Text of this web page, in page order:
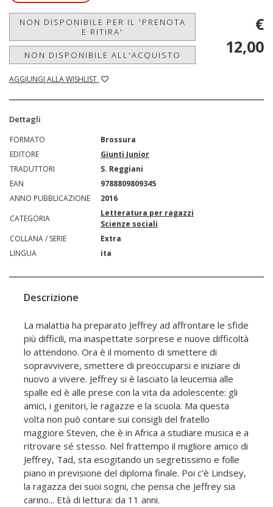
NON DISPONIBILE PER IL 'PRENOTA
E RITIRA'
NON DISPONIBILE ALL'ACQUISTO
AGGIUNGI ALLA WISHLIST
€
12,00
Dettagli
FORMATO
Brossura
EDITORE
Giunti Junior
TRADUTTORI
S. Reggiani
EAN
9788809809345
ANNO PUBBLICAZIONE
2016
CATEGORIA
Letteratura per ragazzi
Scienze sociali
COLLANA / SERIE
Extra
LINGUA
ita
Descrizione
La malattia ha preparato Jeffrey ad affrontare le sfide
più difficili, ma inaspettate sorprese e nuove difficoltà
lo attendono. Ora è il momento di smettere di
sopravvivere, smettere di preoccuparsi e iniziare di
nuovo a vivere. Jeffrey si è lasciato la leucemia alle
spalle ed è alle prese con la vita da adolescente: gli
amici, i genitori, le ragazze e la scuola. Ma questa
volta non può contare sui consigli del fratello
maggiore Steven, che è in Africa a studiare musica e a
ritrovare sé stesso. Nel frattempo il migliore amico di
Jeffrey, Tad, sta esogitando un segretissimo e folle
piano in previsione del diploma finale. Poi c'è Lindsey,
la ragazza dei suoi sogni, che pensa che Jeffrey sia
carino... Età di lettura: da 11 anni.